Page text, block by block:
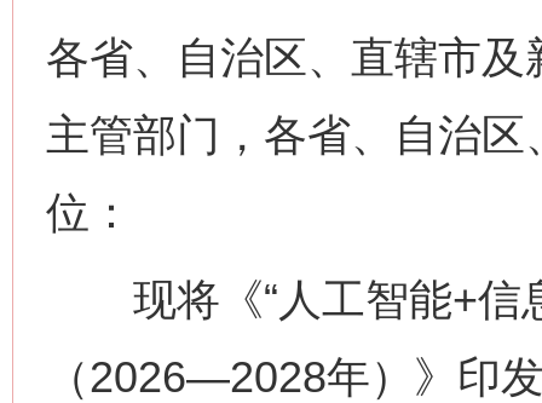
各省、自治区、直辖市
主管部门，各省、自治
位：
现将《“人工智能+信
（2026—2028年）》印